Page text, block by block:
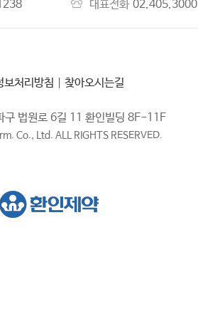
대표전화 02.405.3000
보처리방침 찾아오시는길
구 법원로 6길 11 환인빌딩 8F-11F
Co., Ltd. ALL RIGHTS RESERVED.